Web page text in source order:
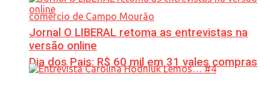
Dia dos Pais: R$ 60 mil em 31 vales compras
Jornal O LIBERAL retoma as entrevistas na
versão online